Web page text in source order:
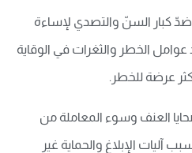
كبار السنّ والتصدي لإساءة
الخطر والثغرات في الوقاية
عرضة للخطر.
العنف وسوء المعاملة من
آليات الإبلاغ والحماية غير